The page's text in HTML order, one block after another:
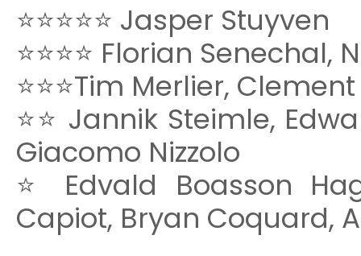
⭐⭐⭐⭐⭐ Jasper Stuyven
⭐⭐⭐⭐ Florian Senechal,
⭐⭐⭐Tim Merlier,
⭐⭐ Jannik Steimle,
Giacomo Nizzolo
⭐ Edvald Boasson
Capiot, Bryan Coquard,